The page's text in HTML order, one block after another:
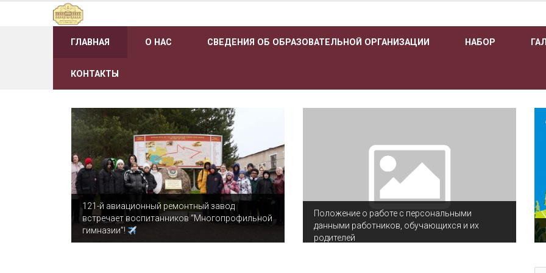
ГЛАВНАЯ О НАС СВЕДЕНИЯ ОБ ОБРАЗОВАТЕЛЬНОЙ ОРГАНИЗАЦИИ НАБОР
КОНТАКТЫ
121-й авиационный ремонтный завод
встречает воспитанников “Многопрофильной
гимназии”!
Положение о работе с персональными
данными работников, обучающихся и их
родителей